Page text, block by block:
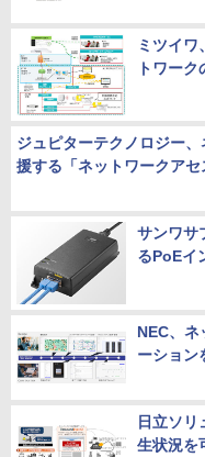
ミツイ
トワー
ジュピターテクノロジー
援する「ネットワークア
サンワサ
るPoEイ
NEC、ネ
ーション
日立ソリ
生状況を